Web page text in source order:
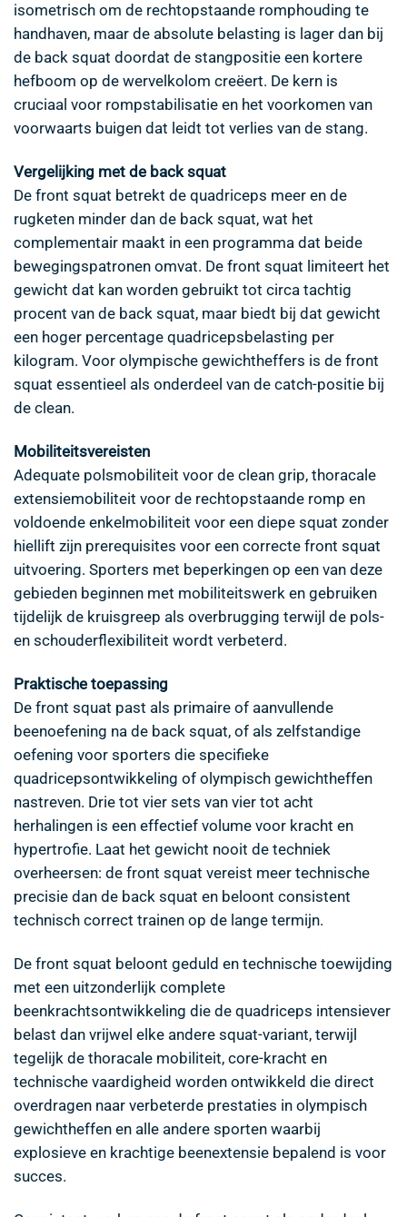
isometrisch om de rechtopstaande romphouding te
handhaven, maar de absolute belasting is lager dan bij
de back squat doordat de stangpositie een kortere
hefboom op de wervelkolom creëert. De kern is
cruciaal voor rompstabilisatie en het voorkomen van
voorwaarts buigen dat leidt tot verlies van de stang.
Vergelijking met de back squat
De front squat betrekt de quadriceps meer en de
rugketen minder dan de back squat, wat het
complementair maakt in een programma dat beide
bewegingspatronen omvat. De front squat limiteert het
gewicht dat kan worden gebruikt tot circa tachtig
procent van de back squat, maar biedt bij dat gewicht
een hoger percentage quadricepsbelasting per
kilogram. Voor olympische gewichtheffers is de front
squat essentieel als onderdeel van de catch-positie bij
de clean.
Mobiliteitsvereisten
Adequate polsmobiliteit voor de clean grip, thoracale
extensiemobiliteit voor de rechtopstaande romp en
voldoende enkelmobiliteit voor een diepe squat zonder
hiellift zijn prerequisites voor een correcte front squat
uitvoering. Sporters met beperkingen op een van deze
gebieden beginnen met mobiliteitswerk en gebruiken
tijdelijk de kruisgreep als overbrugging terwijl de pols-
en schouderflexibiliteit wordt verbeterd.
Praktische toepassing
De front squat past als primaire of aanvullende
beenoefening na de back squat, of als zelfstandige
oefening voor sporters die specifieke
quadricepsontwikkeling of olympisch gewichtheffen
nastreven. Drie tot vier sets van vier tot acht
herhalingen is een effectief volume voor kracht en
hypertrofie. Laat het gewicht nooit de techniek
overheersen: de front squat vereist meer technische
precisie dan de back squat en beloont consistent
technisch correct trainen op de lange termijn.
De front squat beloont geduld en technische toewijding
met een uitzonderlijk complete
beenkrachtsontwikkeling die de quadriceps intensiever
belast dan vrijwel elke andere squat-variant, terwijl
tegelijk de thoracale mobiliteit, core-kracht en
technische vaardigheid worden ontwikkeld die direct
overdragen naar verbeterde prestaties in olympisch
gewichtheffen en alle andere sporten waarbij
explosieve en krachtige beenextensie bepalend is voor
succes.